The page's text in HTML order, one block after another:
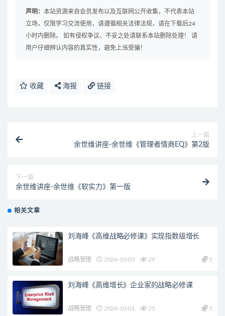
声明： 本站资源来自会员发布以及互联网公开收集，不代表本站
立场，仅限学习交流使用，请遵循相关法律法规，请在下载后24
小时内删除。 如有侵权争议、不妥之处请联系本站删除处理！ 请
用户仔细辨认内容的真实性，避免上当受骗！
收藏 海报 链接
上一篇
余世维讲座-余世维《管理者情商EQ》第2版
下一篇
余世维讲座-余世维《软实力》第一版
相关文章
刘海峰《高维战略必修课》实现指数级增长
战略管理 2024-10-03 29 5
刘海峰《高维增长》企业家的战略必修课
战略管理 2024-10-01 25 5